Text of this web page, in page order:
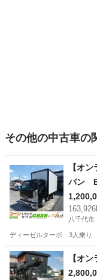
その他の中古車の
【オ
バン
八千代市
ディーゼルターボ 3人乗り
千葉 八千代市 その
【オ